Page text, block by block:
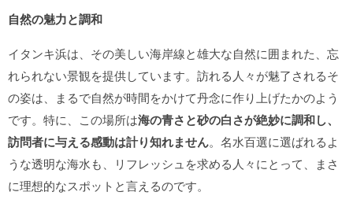
自然の魅力と調和
イタンキ浜は、その美しい海岸線と雄大な自然に囲まれた、忘
れられない景観を提供しています。訪れる人々が魅了されるそ
の姿は、まるで自然が時間をかけて丹念に作り上げたかのよう
です。特に、この場所は海の青さと砂の白さが絶妙に調和し、
訪問者に与える感動は計り知れません。名水百選に選ばれるよ
うな透明な海水も、リフレッシュを求める人々にとって、まさ
に理想的なスポットと言えるのです。